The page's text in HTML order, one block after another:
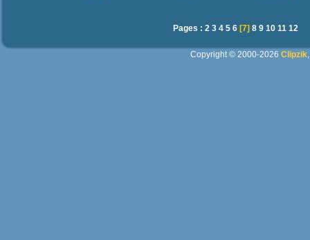
Pages :2 3 4 5 6 [7] 8 9 10 11 12
Copyright © 2000-2026Clipzik